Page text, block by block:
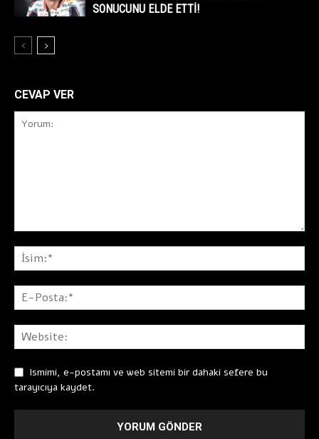
SONUCUNU ELDE ETTI!
CEVAP VER
Ismimi, e-postamı ve web sitemi bir dahaki sefere bu
tarayıcıya kaydet.